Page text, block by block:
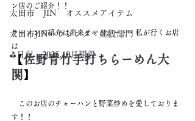
太田市 JIN オススメアイテム
太田市JINハウジング 建設部門
⛳日記 2025.10月開設
ン店のご紹介！！
ラーメンの紹介は出来ませんが・・・私が行くお店
は
【佐野青竹手打ちらーめん大
関】
このお店のチャーハンと野菜炒めを愛しておりま
す！！